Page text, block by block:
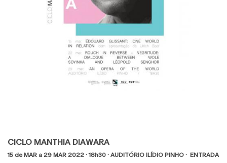
CICLO MANTHIA DIAWARA
15 de MAR a 29 MAR 2022 · 18h30 · AUDITÓRIO ILÍDIO PINHO · ENTRADA